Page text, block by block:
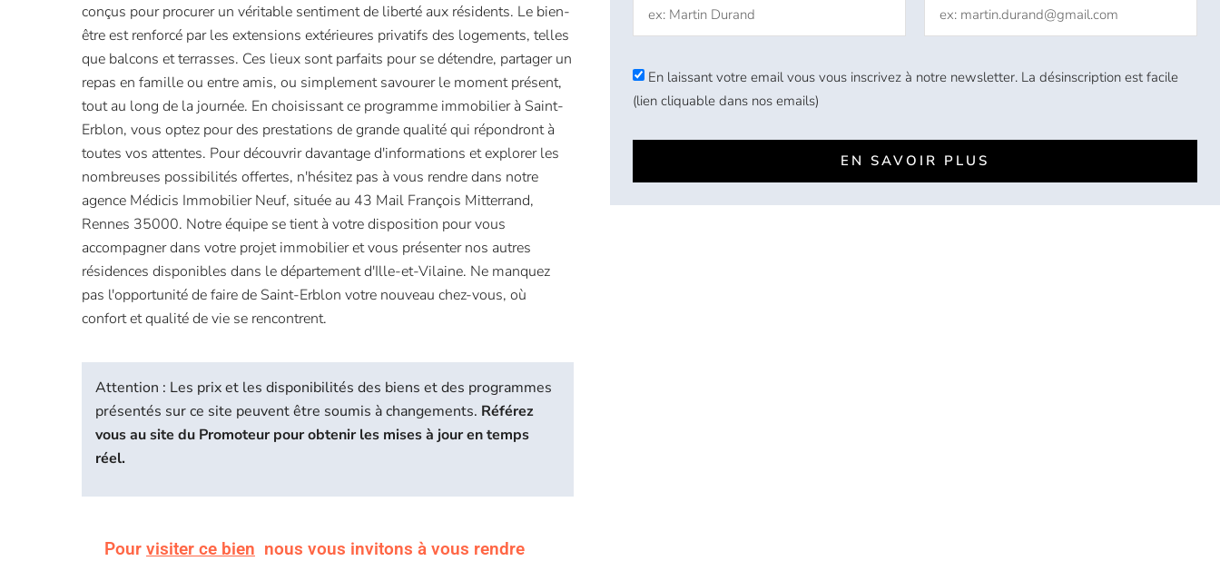
conçus pour procurer un véritable sentiment de liberté aux résidents. Le bien-
être est renforcé par les extensions extérieures privatifs des logements, telles
que balcons et terrasses. Ces lieux sont parfaits pour se détendre, partager un
repas en famille ou entre amis, ou simplement savourer le moment présent,
tout au long de la journée. En choisissant ce programme immobilier à Saint-
Erblon, vous optez pour des prestations de grande qualité qui répondront à
toutes vos attentes. Pour découvrir davantage d'informations et explorer les
nombreuses possibilités offertes, n'hésitez pas à vous rendre dans notre
agence Médicis Immobilier Neuf, située au 43 Mail François Mitterrand,
Rennes 35000. Notre équipe se tient à votre disposition pour vous
accompagner dans votre projet immobilier et vous présenter nos autres
résidences disponibles dans le département d'Ille-et-Vilaine. Ne manquez
pas l'opportunité de faire de Saint-Erblon votre nouveau chez-vous, où
confort et qualité de vie se rencontrent.
Attention : Les prix et les disponibilités des biens et des programmes
présentés sur ce site peuvent être soumis à changements. Référez
vous au site du Promoteur pour obtenir les mises à jour en temps
réel.
Pour visiter ce bien nous vous invitons à vous rendre
En laissant votre email vous vous inscrivez à notre newsletter. La désinscription est facile
(lien cliquable dans nos emails)
EN SAVOIR PLUS